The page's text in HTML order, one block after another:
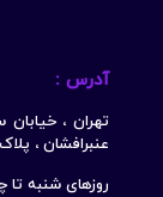
آدرس :
تهران ، خیابان
عنبرافشان ، پلاک 20 ، طبقه اول ، واحد 2
روزهای شنبه تا